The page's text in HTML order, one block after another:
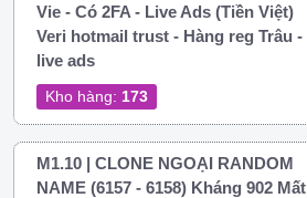
Vie - Có 2FA - Live Ads (Tiền Việt)
Veri hotmail trust - Hàng reg Trâu -
live ads
Kho hàng: 173
M1.10 | CLONE NGOẠI RANDOM
NAME (6157 - 6158) Kháng 902 Mất